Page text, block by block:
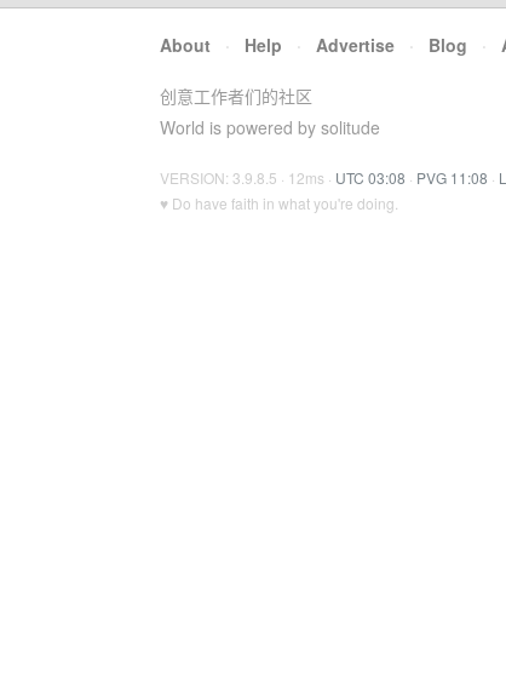
About · Help · Advertise · Blog ·
创意工作者们的社区
World is powered by solitude
VERSION: 3.9.8.5 · 12ms · UTC 03:08 · PVG 11:08 ·
♥ Do have faith in what you're doing.